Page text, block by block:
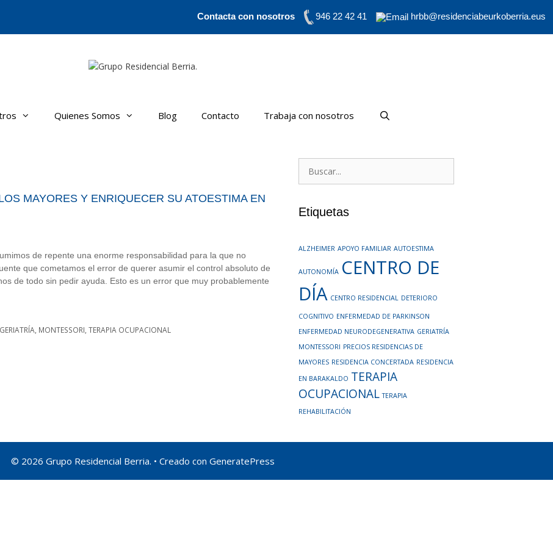
Contacta con nosotros 946 22 42 41 hrbb@residenciabeurkoberria.eus
Quienes Somos Blog Contacto Trabaja con nosotros
MAYORES Y ENRIQUECER SU ATOESTIMA EN
de repente una enorme responsabilidad para la que no
que cometamos el error de querer asumir el control absoluto de
de todo sin pedir ayuda. Esto es un error que muy probablemente
GERIATRÍA, MONTESSORI,TERAPIA OCUPACIONAL
Buscar:
Etiquetas
ALZHEIMER APOYO FAMILIAR AUTOESTIMA
AUTONOMÍA CENTRO DE
DÍA CENTRO RESIDENCIAL DETERIORO
COGNITIVO ENFERMEDAD DE PARKINSON
ENFERMEDAD NEURODEGENERATIVA GERIATRÍA
MONTESSORI PRECIOS RESIDENCIAS DE
MAYORES RESIDENCIA CONCERTADA RESIDENCIA
EN BARAKALDO TERAPIA
OCUPACIONAL TERAPIA
REHABILITACIÓN
© 2026 Grupo Residencial Berria. • Creado con GeneratePress